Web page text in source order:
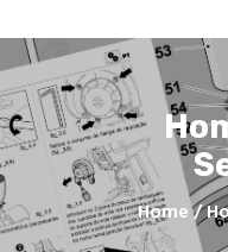
Home
Home
Chi Siamo
Stampa
Contatti